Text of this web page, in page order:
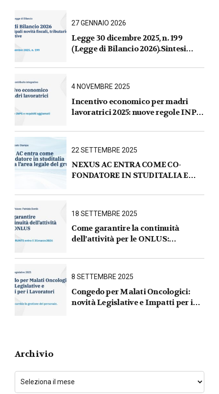
27 GENNAIO 2026
Legge 30 dicembre 2025, n. 199
(Legge di Bilancio 2026).Sintesi
fiscali, tributarie, contributive e per
4 NOVEMBRE 2025
Incentivo economico per madri
lavoratrici 2025: nuove regole INPS
22 SETTEMBRE 2025
NEXUS AC ENTRA COME CO-
FONDATORE IN STUDITALIA E
GRUPPO
18 SETTEMBRE 2025
Come garantire la continuità
dell’attività per le ONLUS :
31 marzo 2026
8 SETTEMBRE 2025
Congedo per Malati Oncologici:
novità Legislative e Impatti per i
Archivio